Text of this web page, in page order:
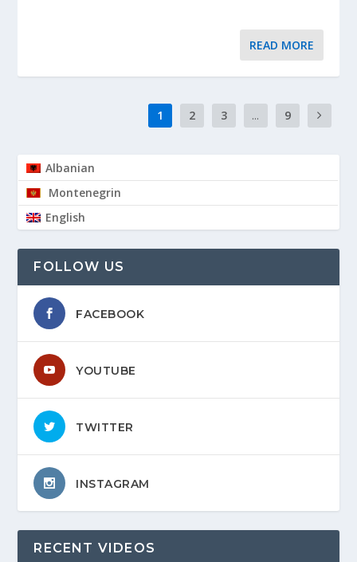
READ MORE
1 2 3 ... 9
Albanian
Montenegrin
English
FOLLOW US
FACEBOOK
YOUTUBE
TWITTER
INSTAGRAM
RECENT VIDEOS